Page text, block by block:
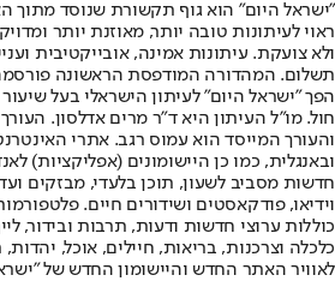
"ישראל היום" הוא גוף תקשורת שנוסד מתוך
ראוי לעיתונות טובה יותר, מאוזנת יותר
ולא צועקת. עיתונות אמינה, אובייקטיבית
הפך "ישראל היום" לעיתון הישראלי בעל
חול. מו"ל העיתון היא ד"ר מרים אדלסון.
והעורך המייסד הוא עמוס רגב. אתרי
חדשות מסביב לשעון, תוכן בלעדי, מבזקים
וידיאו, פודקאסטים ושידורים חיים.
כוללות ערוצי חדשות ודעות, תרבות ובידור,
לאוויר האתר החדש והיישומון החדש של